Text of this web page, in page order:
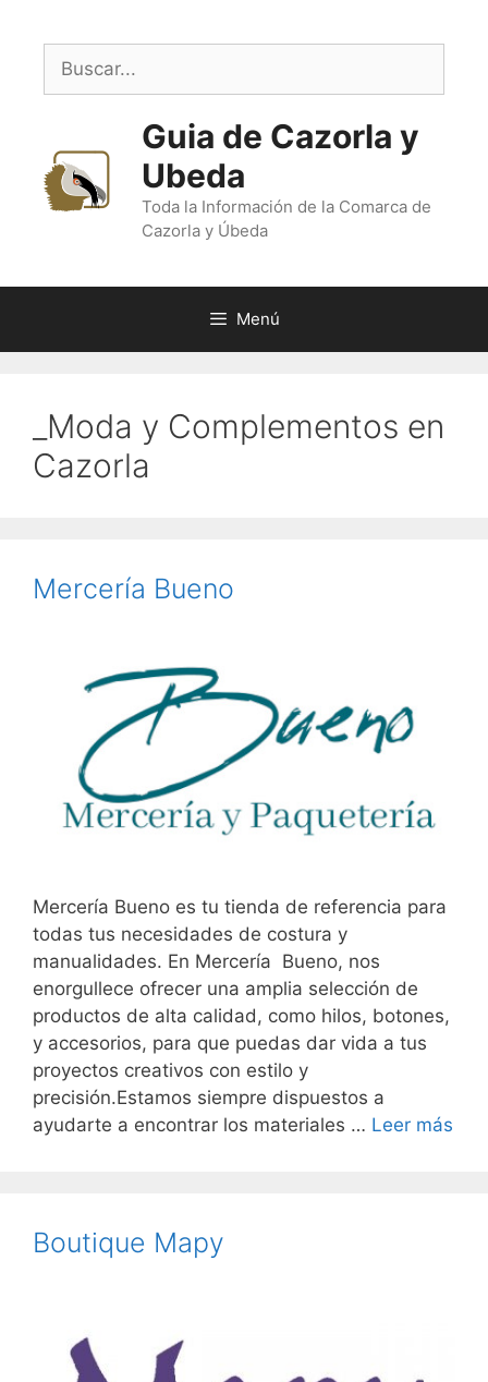
contenido
Buscar:
Guia de Cazorla y
Ubeda
Toda la Información de la Comarca de
Cazorla y Úbeda
Menú
_Moda y Complementos en
Cazorla
Mercería Bueno
Mercería Bueno es tu tienda de referencia para
todas tus necesidades de costura y
manualidades. En Mercería Bueno, nos
enorgullece ofrecer una amplia selección de
productos de alta calidad, como hilos, botones,
y accesorios, para que puedas dar vida a tus
proyectos creativos con estilo y
precisión.Estamos siempre dispuestos a
ayudarte a encontrar los materiales … Leer más
Boutique Mapy